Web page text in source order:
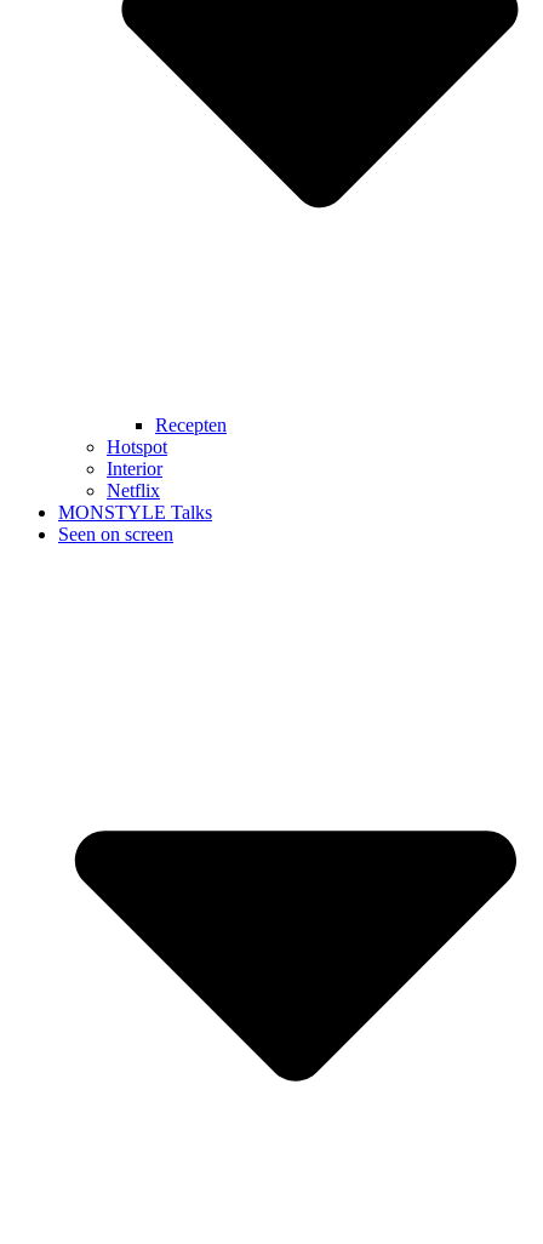
Recepten
Hotspot
Interior
Netflix
MONSTYLE Talks
Seen on screen